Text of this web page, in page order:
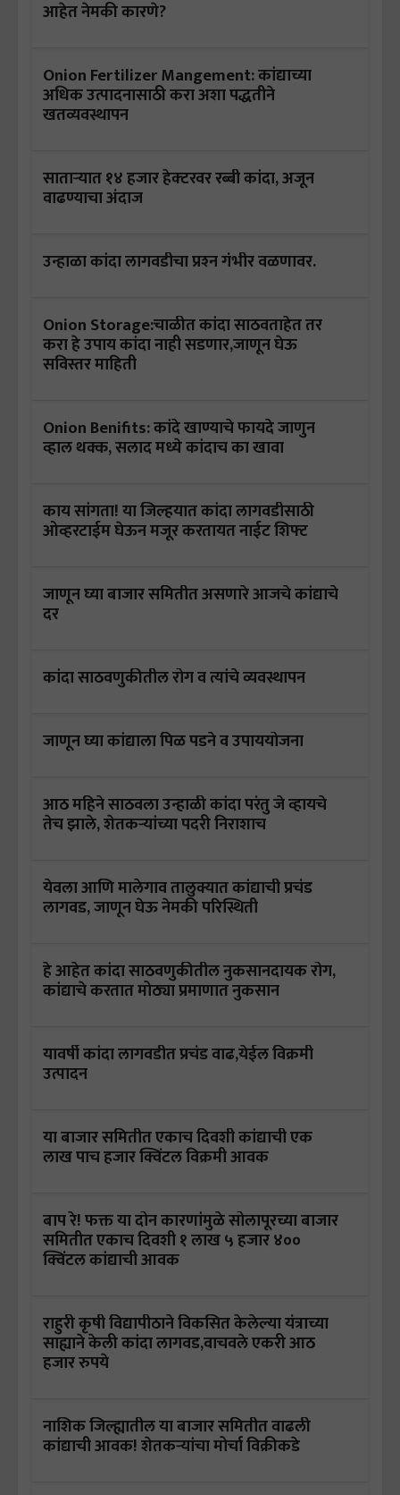
आहेत नेमकी कारणे?
Onion Fertilizer Mangement: कांद्याच्या
अधिक उत्पादनासाठी करा अशा पद्धतीने
खतव्यवस्थापन
साताऱ्यात १४ हजार हेक्‍टरवर रब्बी कांदा, अजून
वाढण्याचा अंदाज
उन्हाळा कांदा लागवडीचा प्रश्‍न गंभीर वळणावर.
Onion Storage:चाळीत कांदा साठवताहेत तर
करा हे उपाय कांदा नाही सडणार,जाणून घेऊ
सविस्तर माहिती
Onion Benifits: कांदे खाण्याचे फायदे जाणुन
व्हाल थक्क, सलाद मध्ये कांदाच का खावा
काय सांगता! या जिल्हयात कांदा लागवडीसाठी
ओव्हरटाईम घेऊन मजूर करतायत नाईट शिफ्ट
जाणून घ्या बाजार समितीत असणारे आजचे कांद्याचे
दर
कांदा साठवणुकीतील रोग व त्यांचे व्यवस्थापन
जाणून घ्या कांद्याला पिळ पडने व उपाययोजना
आठ महिने साठवला उन्हाळी कांदा परंतु जे व्हायचे
तेच झाले, शेतकऱ्यांच्या पदरी निराशाच
येवला आणि मालेगाव तालुक्यात कांद्याची प्रचंड
लागवड, जाणून घेऊ नेमकी परिस्थिती
हे आहेत कांदा साठवणुकीतील नुकसानदायक रोग,
कांद्याचे करतात मोठ्या प्रमाणात नुकसान
यावर्षी कांदा लागवडीत प्रचंड वाढ,येईल विक्रमी
उत्पादन
या बाजार समितीत एकाच दिवशी कांद्याची एक
लाख पाच हजार क्विंटल विक्रमी आवक
बाप रे! फक्त या दोन कारणांमुळे सोलापूरच्या बाजार
समितीत एकाच दिवशी १ लाख ५ हजार ४००
क्विंटल कांद्याची आवक
राहुरी कृषी विद्यापीठाने विकसित केलेल्या यंत्राच्या
साह्याने केली कांदा लागवड,वाचवले एकरी आठ
हजार रुपये
नाशिक जिल्ह्यातील या बाजार समितीत वाढली
कांद्याची आवक! शेतकऱ्यांचा मोर्चा विक्रीकडे